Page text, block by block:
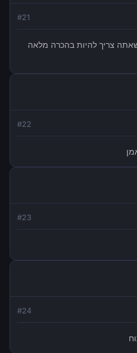
#21
צריך להיות בהכרה מלאה
#22
#23
#24